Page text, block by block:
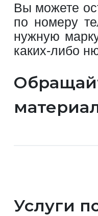
Вы можете
по номеру
нужную
каких-либо
Услуги